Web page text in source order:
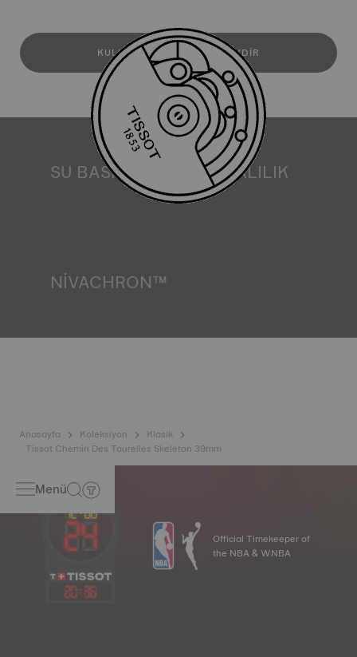
KULLANICI KILAVUZUNU İNDIR
SU BASINCINA DAYANIKLILIK
Tüm Tissot saat kasaları, suya dayanıklılık kontrolü de
dahil olmak üzere çeşitli testlerden geçirilir. Tissot, saatin
NIVACHRON™
Anasayfa Koleksiyon
Klasik
Tissot Chemin Des Tourelles Skeleton 39mm
Menü
20: 36
Official Timekeeper of
the NBA & WNBA